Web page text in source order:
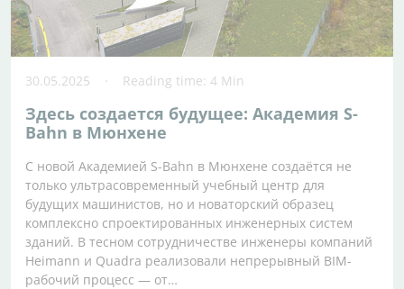
30.05.2025 Reading time: 4 Min
Здесь создается будущее: Академия S-
Bahn в Мюнхене
С новой Академией S-Bahn в Мюнхене создаётся не
только ультрасовременный учебный центр для
будущих машинистов, но и новаторский образец
комплексно спроектированных инженерных систем
зданий. В тесном сотрудничестве инженеры компаний
Heimann и Quadra реализовали непрерывный BIM-
рабочий процесс — от…